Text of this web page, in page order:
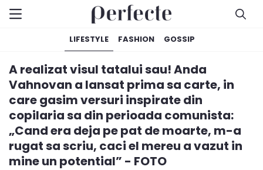
LIFESTYLE FASHION GOSSIP
A realizat visul tatalui sau! Anda
Vahnovan a lansat prima sa carte, in
care gasim versuri inspirate din
copilaria sa din perioada comunista:
„Cand era deja pe pat de moarte, m-a
rugat sa scriu, caci el mereu a vazut in
mine un potential” - FOTO